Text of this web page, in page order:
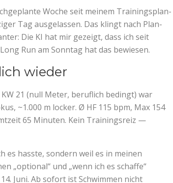
Woche seit meinem Trainingsplan-
Tag ausgelassen. Das klingt nach Plan-
Die KI hat mir gezeigt, dass ich seit
Run am Sonntag hat das bewiesen.
wieder
21 (null Meter, beruflich bedingt) war
~1.000 m locker. Ø HF 115 bpm, Max 154
65 Minuten. Kein Trainingsreiz —
es hasste, sondern weil es in meinen
„optional“ und „wenn ich es schaffe“
Juni. Ab sofort ist Schwimmen nicht